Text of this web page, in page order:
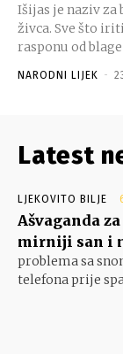
Išijas je naziv
živca. Sve što
rasponu od
NARODNI LIJEK -
Latest
LJEKOVITO BILJE
Ašvaganda
mirniji san i
problema sa
telefona prije